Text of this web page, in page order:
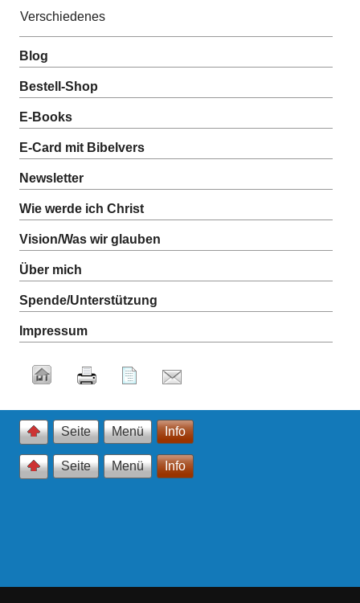
Verschiedenes
Blog
Bestell-Shop
E-Books
E-Card mit Bibelvers
Newsletter
Wie werde ich Christ
Vision/Was wir glauben
Über mich
Spende/Unterstützung
Impressum
Seite Menü Info
Seite Menü Info